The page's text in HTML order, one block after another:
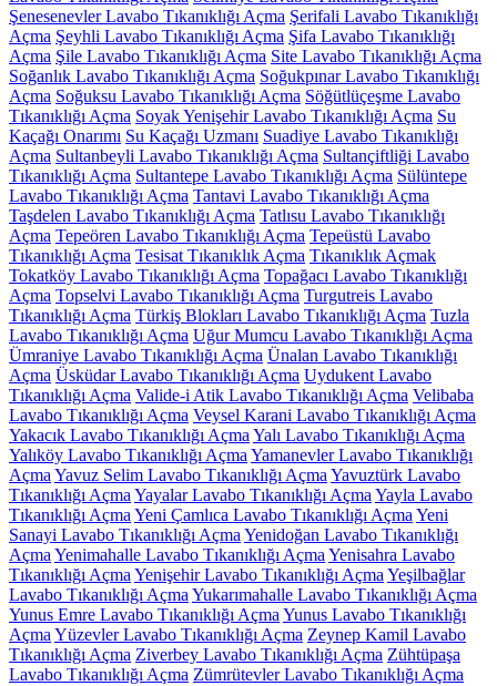
Şenesenevler Lavabo Tıkanıklığı Açma Şerifali Lavabo Tıkanıklığı
Açma Şeyhli Lavabo Tıkanıklığı Açma Şifa Lavabo Tıkanıklığı
Açma Şile Lavabo Tıkanıklığı Açma Site Lavabo Tıkanıklığı Açma
Soğanlık Lavabo Tıkanıklığı Açma Soğukpınar Lavabo Tıkanıklığı
Açma Soğuksu Lavabo Tıkanıklığı Açma Söğütlüçeşme Lavabo
Tıkanıklığı Açma Soyak Yenişehir Lavabo Tıkanıklığı Açma Su
Kaçağı Onarımı Su Kaçağı Uzmanı Suadiye Lavabo Tıkanıklığı
Açma Sultanbeyli Lavabo Tıkanıklığı Açma Sultançiftliği Lavabo
Tıkanıklığı Açma Sultantepe Lavabo Tıkanıklığı Açma Sülüntepe
Lavabo Tıkanıklığı Açma Tantavi Lavabo Tıkanıklığı Açma
Taşdelen Lavabo Tıkanıklığı Açma Tatlısu Lavabo Tıkanıklığı
Açma Tepeören Lavabo Tıkanıklığı Açma Tepeüstü Lavabo
Tıkanıklığı Açma Tesisat Tıkanıklık Açma Tıkanıklık Açmak
Tokatköy Lavabo Tıkanıklığı Açma Topağacı Lavabo Tıkanıklığı
Açma Topselvi Lavabo Tıkanıklığı Açma Turgutreis Lavabo
Tıkanıklığı Açma Türkiş Blokları Lavabo Tıkanıklığı Açma Tuzla
Lavabo Tıkanıklığı Açma Uğur Mumcu Lavabo Tıkanıklığı Açma
Ümraniye Lavabo Tıkanıklığı Açma Ünalan Lavabo Tıkanıklığı
Açma Üsküdar Lavabo Tıkanıklığı Açma Uydukent Lavabo
Tıkanıklığı Açma Valide-i Atik Lavabo Tıkanıklığı Açma Velibaba
Lavabo Tıkanıklığı Açma Veysel Karani Lavabo Tıkanıklığı Açma
Yakacık Lavabo Tıkanıklığı AçmaYalı Lavabo Tıkanıklığı Açma
Yalıköy Lavabo Tıkanıklığı AçmaYamanevler Lavabo Tıkanıklığı
AçmaYavuz Selim Lavabo Tıkanıklığı AçmaYavuztürk Lavabo
Tıkanıklığı AçmaYayalar Lavabo Tıkanıklığı AçmaYayla Lavabo
Tıkanıklığı AçmaYeni Çamlıca Lavabo Tıkanıklığı AçmaYeni
Sanayi Lavabo Tıkanıklığı AçmaYenidoğan Lavabo Tıkanıklığı
AçmaYenimahalle Lavabo Tıkanıklığı AçmaYenisahra Lavabo
Tıkanıklığı AçmaYenişehir Lavabo Tıkanıklığı AçmaYeşilbağlar
Lavabo Tıkanıklığı AçmaYukarımahalle Lavabo Tıkanıklığı Açma
Yunus Emre Lavabo Tıkanıklığı AçmaYunus Lavabo Tıkanıklığı
AçmaYüzevler Lavabo Tıkanıklığı Açma Zeynep Kamil Lavabo
Tıkanıklığı Açma Ziverbey Lavabo Tıkanıklığı Açma Zühtüpaşa
Lavabo Tıkanıklığı Açma Zümrütevler Lavabo Tıkanıklığı Açma